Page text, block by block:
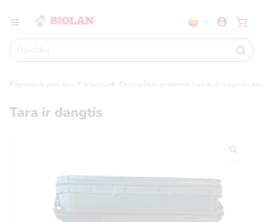
Pagrindinis puslapis Parduotuvė Ekologiškas gyvenimo būdas Atsarginės
Tara ir dangtis